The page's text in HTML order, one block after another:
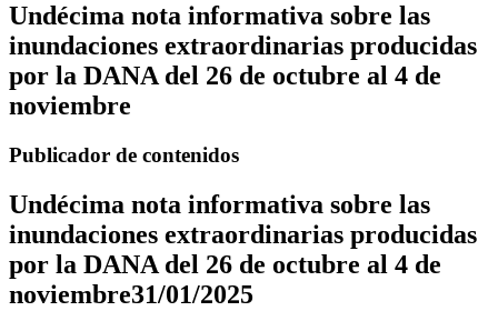
Undécima nota informativa sobre las
inundaciones extraordinarias producidas
por la DANA del 26 de octubre al 4 de
noviembre
Publicador de contenidos
Undécima nota informativa sobre las
inundaciones extraordinarias producidas
por la DANA del 26 de octubre al 4 de
noviembre31/01/2025